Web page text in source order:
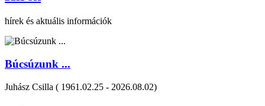
hírek és aktuális információk
Búcsúzunk ...
Juhász Csilla ( 1961.02.25 - 2026.08.02)